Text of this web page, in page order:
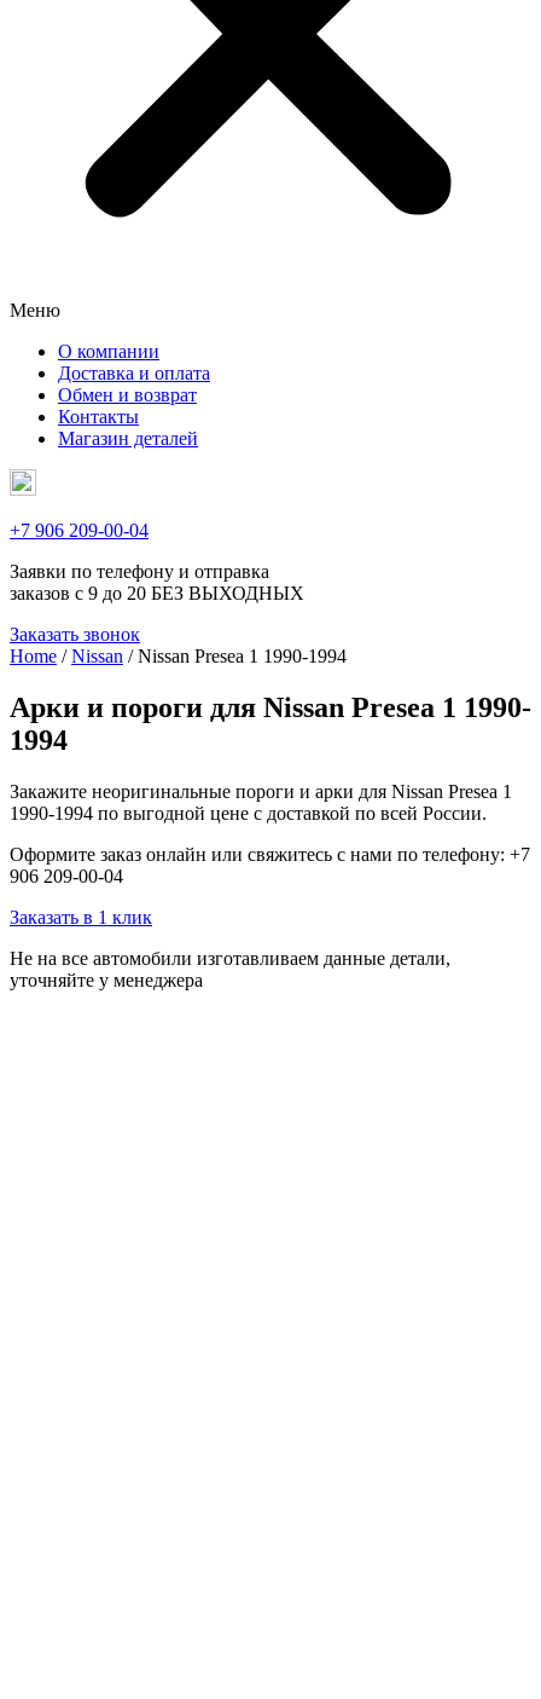
Меню
О компании
Доставка и оплата
Обмен и возврат
Контакты
Магазин деталей
+7 906 209-00-04
Заявки по телефону и отправка
заказов с 9 до 20 БЕЗ ВЫХОДНЫХ
Заказать звонок
Home /Nissan / Nissan Presea 1 1990-1994
Арки и пороги для Nissan Presea 1 1990-
1994
Закажите неоригинальные пороги и арки для Nissan Presea 1
1990-1994 по выгодной цене с доставкой по всей России.
Оформите заказ онлайн или свяжитесь с нами по телефону: +7
906 209-00-04
Заказать в 1 клик
Не на все автомобили изготавливаем данные детали,
уточняйте у менеджера